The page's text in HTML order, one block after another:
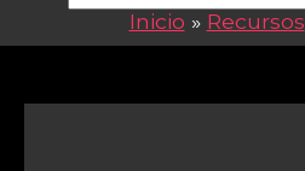
Inicio » Recursos